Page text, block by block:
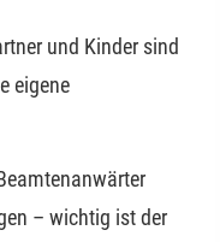
und Kinder sind
eigene
– wichtig ist der